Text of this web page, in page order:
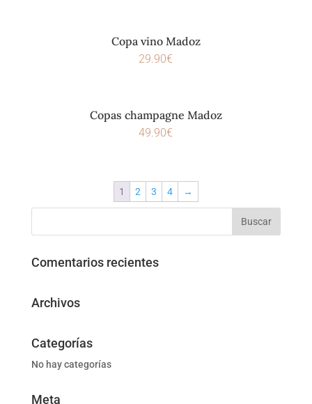
Copa vino Madoz
29.90€
Copas champagne Madoz
49.90€
1 2 3 4 →
Comentarios recientes
Archivos
Categorías
No hay categorías
Meta